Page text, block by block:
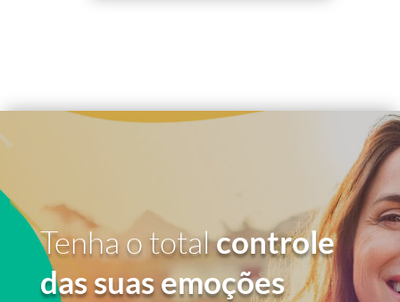
Tenha o totalcontrole
das suas emoções